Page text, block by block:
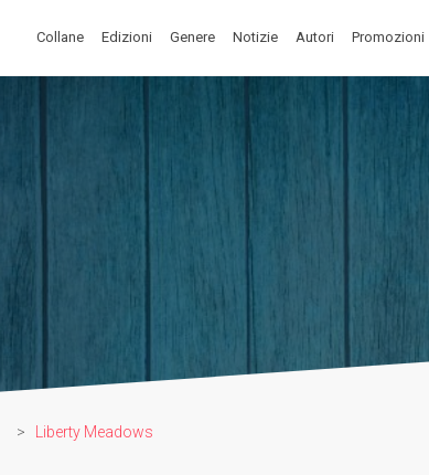
Collane Edizioni Genere Notizie Autori Promozioni
> Liberty Meadows